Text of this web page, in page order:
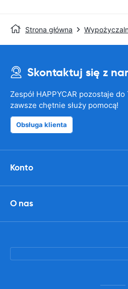
Strona główna
Skontaktuj się z
Zespół HAPPYCAR pozostaje
zawsze chętnie służy pomocą!
Obsługa klienta
Konto
O nas